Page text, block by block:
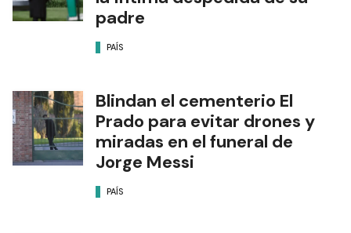
padre
PAÍS
Blindan el cementerio El
Prado para evitar drones y
miradas en el funeral de
Jorge Messi
PAÍS